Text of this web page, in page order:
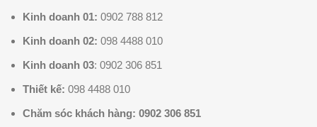
Kinh doanh 01: 0902 788 812
Kinh doanh 02: 098 4488 010
Kinh doanh 03: 0902 306 851
Thiết kế: 098 4488 010
Chăm sóc khách hàng: 0902 306 851